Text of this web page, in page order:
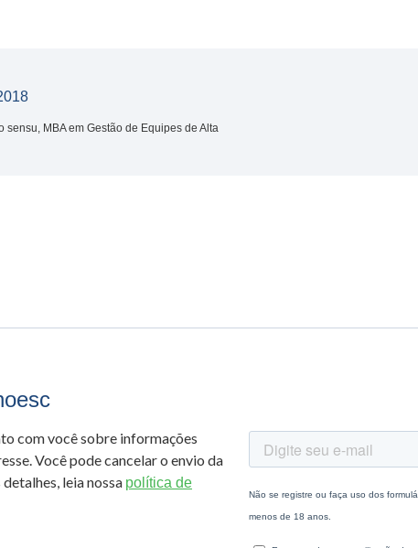
MBA em Gestão de Equipes de Alta
com você sobre informações
Você pode cancelar o envio da
leia nossa política de